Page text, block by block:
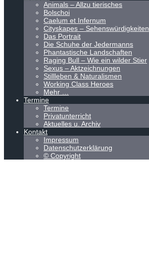
Animals – Allzu tierisches
Bolschoi
Caelum et Infernum
Cityskapes – Sehenswürdigkeiten
Das Portrait
Die Schuhe der Jedermanns
Phantastische Landschaften
Raging Bull – Wie ein wilder Stier
Sexus – Aktzeichnungen
Stillleben & Naturalismen
Working Class Heroes
Mehr …
Termine
Termine
Privatunterricht
Aktuelles u. Archiv
Kontakt
Impressum
Datenschutzerklärung
© Copyright